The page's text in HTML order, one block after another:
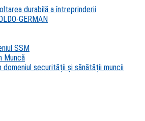
durabilă a întreprinderii
GERMAN
SSM
Muncă
securității și sănătății muncii